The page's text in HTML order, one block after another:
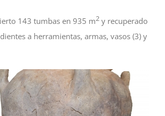
143 tumbas en 935 m2 y recuperado
a herramientas, armas, vasos (3) y